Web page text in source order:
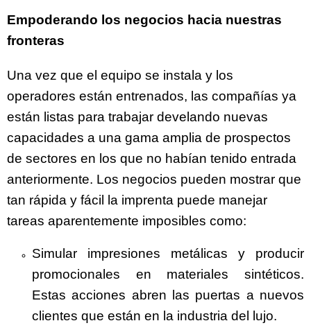
Empoderando los negocios hacia nuestras
fronteras
Una vez que el equipo se instala y los
operadores están entrenados, las compañías ya
están listas para trabajar develando nuevas
capacidades a una gama amplia de prospectos
de sectores en los que no habían tenido entrada
anteriormente. Los negocios pueden mostrar que
tan rápida y fácil la imprenta puede manejar
tareas aparentemente imposibles como:
Simular impresiones metálicas y producir
promocionales en materiales sintéticos.
Estas acciones abren las puertas a nuevos
clientes que están en la industria del lujo.